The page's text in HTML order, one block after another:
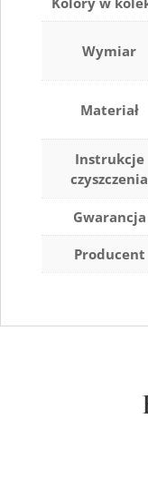
Wymiar
Materiał
Instrukcje
czyszczenia
Gwarancja
Producent